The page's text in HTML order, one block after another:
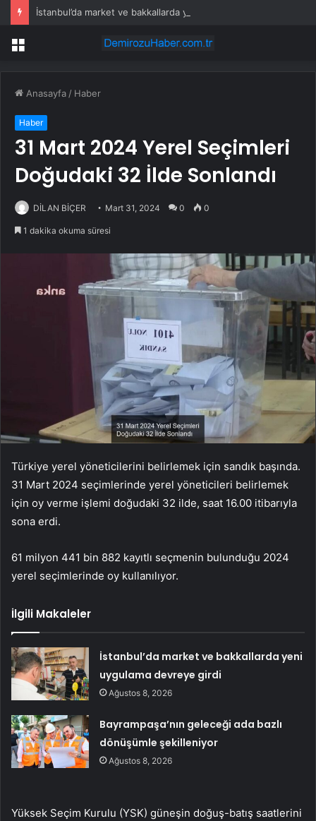
Menü
Anasayfa / Haber
Haber
31 Mart 2024 Yerel Seçimleri
Doğudaki 32 İlde Sonlandı
DİLAN BİÇER Mart 31, 2024 0 0
1 dakika okuma süresi
Türkiye yerel yöneticilerini belirlemek için sandık başında.
31 Mart 2024 seçimlerinde yerel yöneticileri belirlemek
için oy verme işlemi doğudaki 32 ilde, saat 16.00 itibarıyla
sona erdi.
61 milyon 441 bin 882 kayıtlı seçmenin bulunduğu 2024
yerel seçimlerinde oy kullanılıyor.
İlgili Makaleler
İstanbul’da market ve bakkallarda yeni
uygulama devreye girdi
Ağustos 8, 2026
Bayrampaşa’nın geleceği ada bazlı
dönüşümle şekilleniyor
Ağustos 8, 2026
Yüksek Seçim Kurulu (YSK) güneşin doğuş-batış saatlerini